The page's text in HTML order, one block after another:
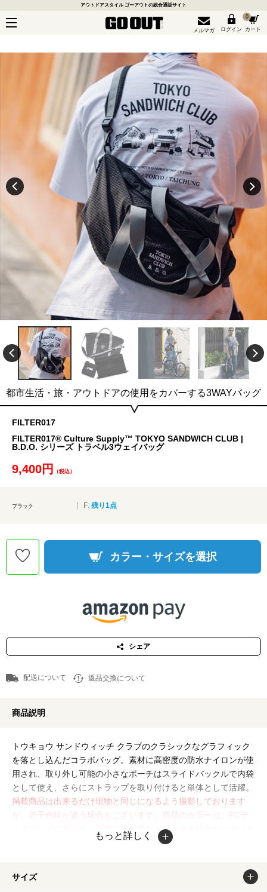
アウトドアスタイル ゴーアウトの総合通販サイト
メルマガ ログイン
0
カート
都市生活・旅・アウトドアの使用をカバーする3WAYバッグ
FILTER017
FILTER017® Culture Supply™ TOKYO SANDWICH CLUB |
B.D.O. シリーズ トラベル3ウェイバッグ
9,400円 （税込）
ブラック F: 残り1点
カラー・サイズを選択
シェア
配送について 返品交換について
商品説明
トウキョウ サンドウィッチ クラブのクラシックなグラフィック
を落とし込んだコラボバッグ。素材に高密度の防水ナイロンが使
用され、取り外し可能の小さなポーチはスライドバックルで内袋
として使え、さらにストラップを取り付けると単体として活躍。
掲載商品は出来るだけ現物と同じになるよう撮影しております
が、若干色味が違う場合もございます。商品のカラーは、PCデ
ィスプレイの性質上、実際の色と異なって見える場合がございま
すので予めご了承ください。
もっと詳しく
サイズ